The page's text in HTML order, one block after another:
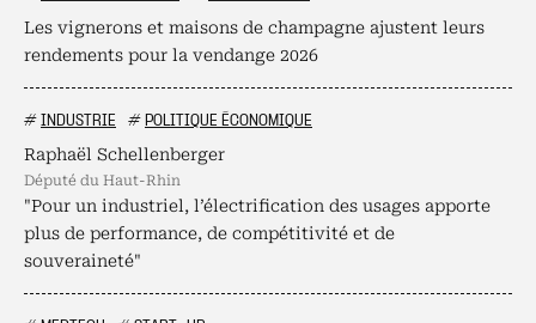
Les vignerons et maisons de champagne ajustent leurs
rendements pour la vendange 2026
# INDUSTRIE # POLITIQUE ÉCONOMIQUE
Raphaël Schellenberger
député du Haut-Rhin
"Pour un industriel, l’électrification des usages apporte
plus de performance, de compétitivité et de
souveraineté"